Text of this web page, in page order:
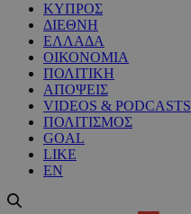
ΚΥΠΡΟΣ
ΔΙΕΘΝΗ
ΕΛΛΑΔΑ
ΟΙΚΟΝΟΜΙΑ
ΠΟΛΙΤΙΚΗ
ΑΠΟΨΕΙΣ
VIDEOS & PODCASTS
ΠΟΛΙΤΙΣΜΟΣ
GOAL
LIKE
EN